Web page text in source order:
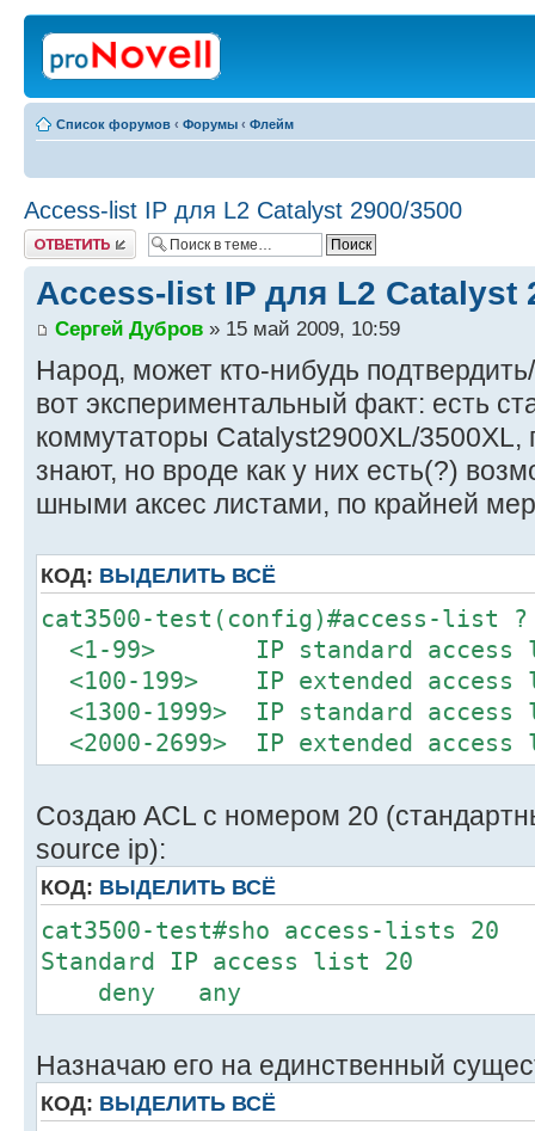
Список форумов ‹ Форумы ‹ Флейм
Access-list IP для L2 Catalyst 2900/3500
Ответить
Access-list IP для L2 Catalyst
Сергей Дубров » 15 май 2009, 10:59
Народ, может кто-нибудь
вот экспериментальный факт: есть
коммутаторы Catalyst2900XL/3500XL,
знают, но вроде как у них есть(?)
шными аксес листами, по крайней
КОД: ВЫДЕЛИТЬ ВСЁ
cat3500-test(config)#access-list ?
<1-99> IP standard access
<100-199> IP extended
<1300-1999> IP standard access
<2000-2699> IP extended
Создаю ACL с номером 20
source ip):
КОД: ВЫДЕЛИТЬ ВСЁ
cat3500-test#sho access-lists 20
Standard IP access list 20
deny any
Назначаю его на единственный
КОД: ВЫДЕЛИТЬ ВСЁ